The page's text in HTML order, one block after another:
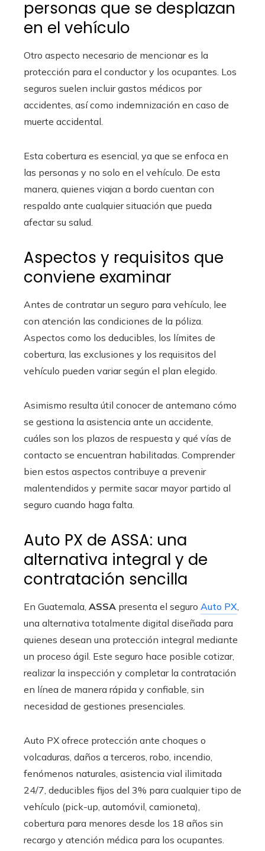
personas que se desplazan
en el vehículo
Otro aspecto necesario de mencionar es la
protección para el conductor y los ocupantes. Los
seguros suelen incluir gastos médicos por
accidentes, así como indemnización en caso de
muerte accidental.
Esta cobertura es esencial, ya que se enfoca en
las personas y no solo en el vehículo. De esta
manera, quienes viajan a bordo cuentan con
respaldo ante cualquier situación que pueda
afectar su salud.
Aspectos y requisitos que
conviene examinar
Antes de contratar un seguro para vehículo, lee
con atención las condiciones de la póliza.
Aspectos como los deducibles, los límites de
cobertura, las exclusiones y los requisitos del
vehículo pueden variar según el plan elegido.
Asimismo resulta útil conocer de antemano cómo
se gestiona la asistencia ante un accidente,
cuáles son los plazos de respuesta y qué vías de
contacto se encuentran habilitadas. Comprender
bien estos aspectos contribuye a prevenir
malentendidos y permite sacar mayor partido al
seguro cuando haga falta.
Auto PX de ASSA: una
alternativa integral y de
contratación sencilla
En Guatemala, ASSA presenta el seguro Auto PX,
una alternativa totalmente digital diseñada para
quienes desean una protección integral mediante
un proceso ágil. Este seguro hace posible cotizar,
realizar la inspección y completar la contratación
en línea de manera rápida y confiable, sin
necesidad de gestiones presenciales.
Auto PX ofrece protección ante choques o
volcaduras, daños a terceros, robo, incendio,
fenómenos naturales, asistencia vial ilimitada
24/7, deducibles fijos del 3% para cualquier tipo de
vehículo (pick-up, automóvil, camioneta),
cobertura para menores desde los 18 años sin
recargo y atención médica para los ocupantes.